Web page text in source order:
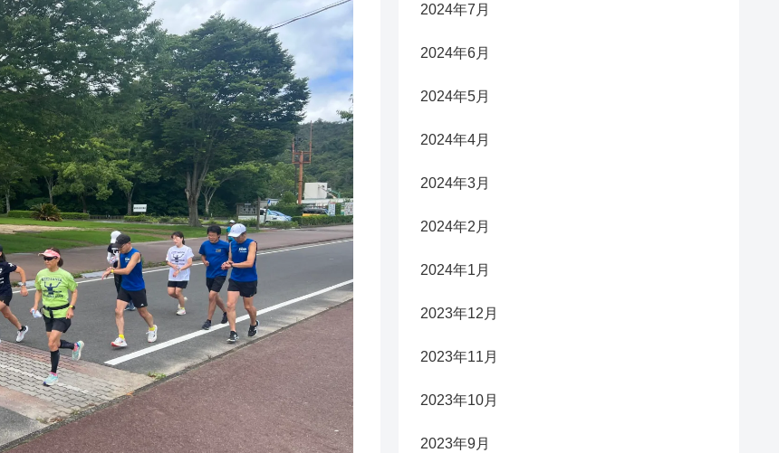
2024年7月
2024年6月
2024年5月
2024年4月
2024年3月
2024年2月
2024年1月
2023年12月
2023年11月
2023年10月
2023年9月